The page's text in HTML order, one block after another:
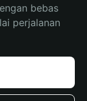
bebas
perjalanan